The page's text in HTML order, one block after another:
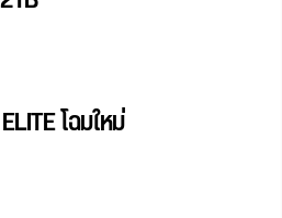
โฉมใหม่